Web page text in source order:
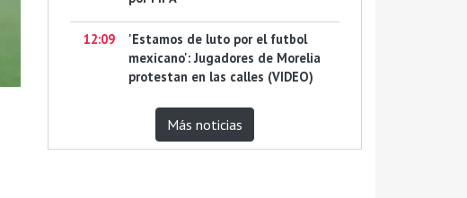
12:09
'Estamos de luto por el futbol
mexicano': Jugadores de Morelia
protestan en las calles (VIDEO)
Más noticias